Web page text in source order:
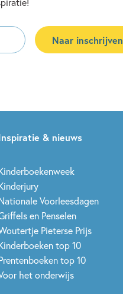
Naar inschrijven
& nieuws
Voorleesdagen
en Penselen
Pieterse Prijs
top 10
top 10
het onderwijs